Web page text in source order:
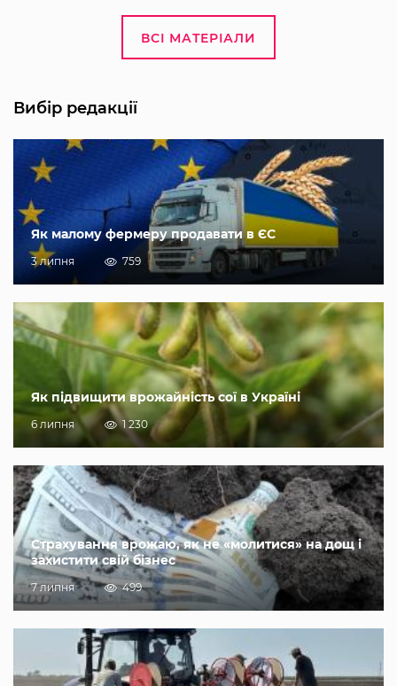
ВСІ МАТЕРІАЛИ
Вибір редакції
Як малому фермеру продавати в ЄС
3 липня 759
Як підвищити врожайність сої в Україні
6 липня 1 230
Страхування врожаю, як не «молитися» на дощ і
захистити свій бізнес
7 липня 499